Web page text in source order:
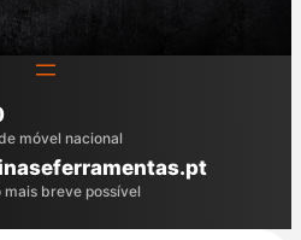
móvel nacional
mais breve possível